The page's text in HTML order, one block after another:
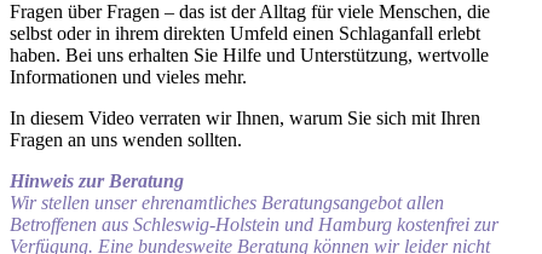
Fragen über Fragen – das ist der Alltag für viele Menschen, die
selbst oder in ihrem direkten Umfeld einen Schlaganfall erlebt
haben. Bei uns erhalten Sie Hilfe und Unterstützung, wertvolle
Informationen und vieles mehr.
In diesem Video verraten wir Ihnen, warum Sie sich mit Ihren
Fragen an uns wenden sollten.
Hinweis zur Beratung
Wir stellen unser ehrenamtliches Beratungsangebot allen
Betroffenen aus Schleswig-Holstein und Hamburg kostenfrei zur
Verfügung. Eine bundesweite Beratung können wir leider nicht